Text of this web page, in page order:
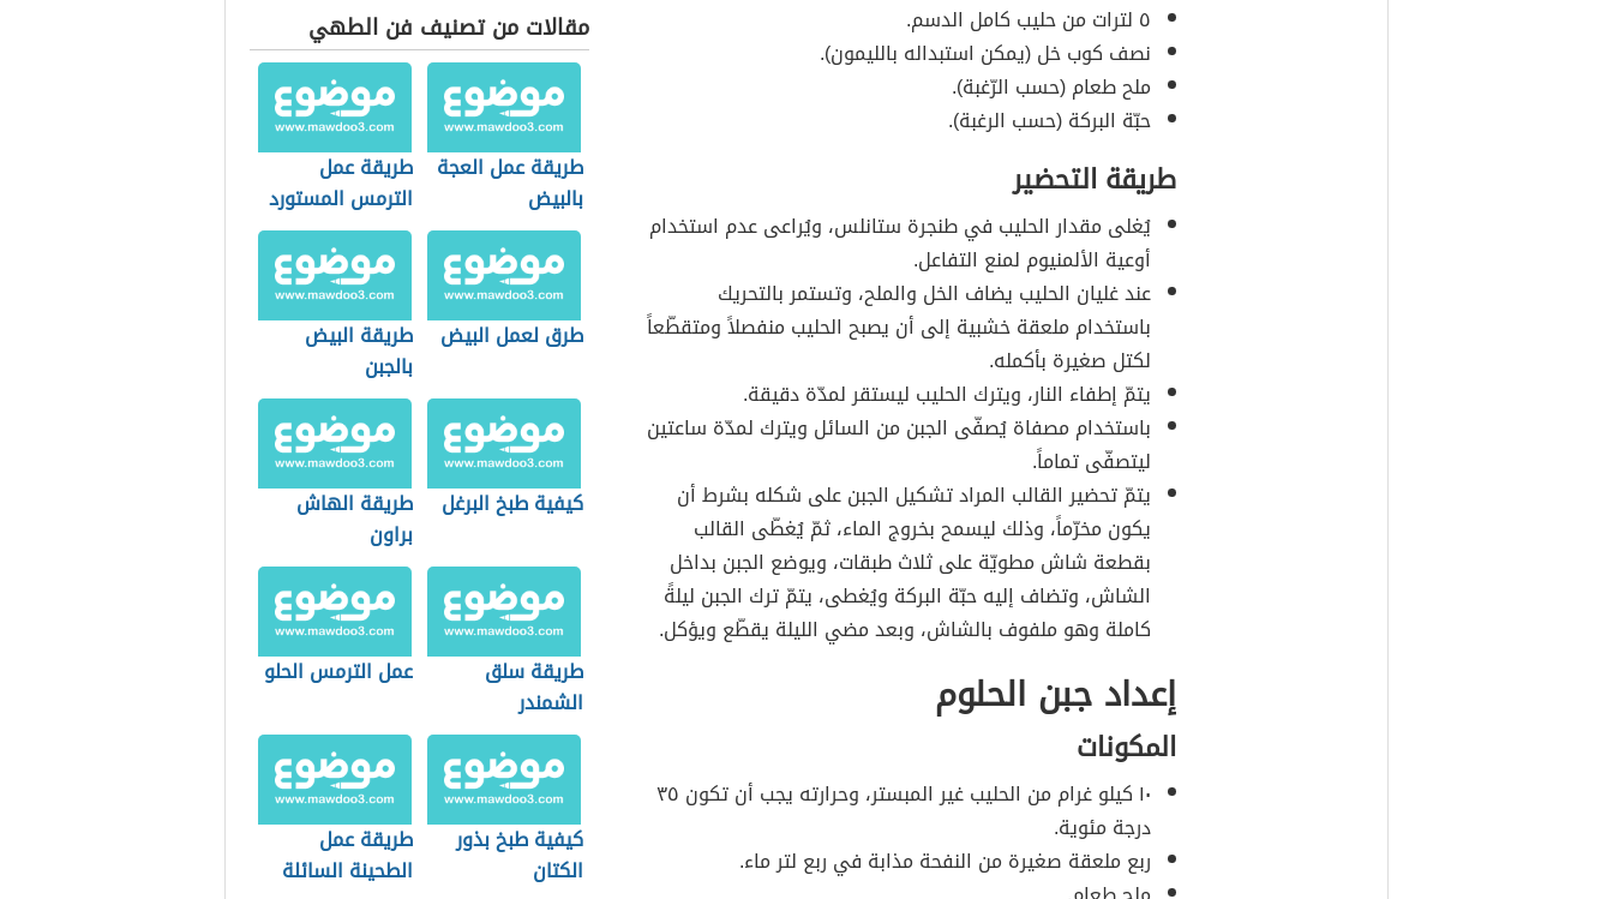
٥ لترات من حليب كامل الدسم.
نصف كوب خل (يمكن استبداله بالليمون).
ملح طعام (حسب الرّغبة).
حبّة البركة (حسب الرغبة).
طريقة التحضير
يُغلى مقدار الحليب في طنجرة ستانلس، ويُراعى عدم استخدام
أوعية الألمنيوم لمنع التفاعل.
عند غليان الحليب يضاف الخل والملح، وتستمر بالتحريك
باستخدام ملعقة خشبية إلى أن يصبح الحليب منفصلاً ومتقطّعاً
لكتل صغيرة بأكمله.
يتمّ إطفاء النار، ويترك الحليب ليستقر لمدّة دقيقة.
باستخدام مصفاة يُصفّى الجبن من السائل ويترك لمدّة ساعتين
ليتصفّى تماماً.
يتمّ تحضير القالب المراد تشكيل الجبن على شكله بشرط أن
يكون مخرّماً، وذلك ليسمح بخروج الماء، ثمّ يُغطّى القالب
بقطعة شاش مطويّة على ثلاث طبقات، ويوضع الجبن بداخل
الشاش، وتضاف إليه حبّة البركة ويُغطى، يتمّ ترك الجبن ليلةً
كاملة وهو ملفوف بالشاش، وبعد مضي الليلة يقطّع ويؤكل.
إعداد جبن الحلوم
المكونات
١٠ كيلو غرام من الحليب غير المبستر، وحرارته يجب أن تكون ٣٥
درجة مئوية.
ربع ملعقة صغيرة من النفحة مذابة في ربع لتر ماء.
مقالات من تصنيف فن الطهي
طريقة عمل العجة
بالبيض
طريقة عمل
الترمس المستورد
طرق لعمل البيض
طريقة البيض
بالجبن
كيفية طبخ البرغل
طريقة الهاش
براون
طريقة سلق
الشمندر
عمل الترمس الحلو
كيفية طبخ بذور
الكتان
طريقة عمل
الطحينة السائلة